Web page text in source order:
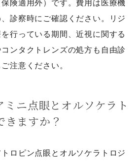
険適用外）です。費用は医療機
診察時にご確認ください。リジ
行っている期間、近視に関する
ンタクトレンズの処方も自由診
注意ください。
ニ点眼とオルソケラト
きますか？
ロピン点眼とオルソケラトロジ